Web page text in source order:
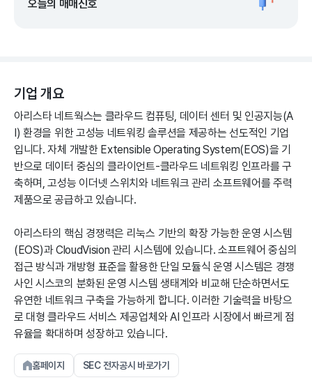
오늘의 매매신호
기업 개요
아리스타 네트웍스는 클라우드 컴퓨팅, 데이터 센터 및 인공지능(A
I) 환경을 위한 고성능 네트워킹 솔루션을 제공하는 선도적인 기업
입니다. 자체 개발한 Extensible Operating System(EOS)을 기
반으로 데이터 중심의 클라이언트-클라우드 네트워킹 인프라를 구
축하며, 고성능 이더넷 스위치와 네트워크 관리 소프트웨어를 주력
제품으로 공급하고 있습니다.
아리스타의 핵심 경쟁력은 리눅스 기반의 확장 가능한 운영 시스템
(EOS)과 CloudVision 관리 시스템에 있습니다. 소프트웨어 중심의
접근 방식과 개방형 표준을 활용한 단일 모듈식 운영 시스템은 경쟁
사인 시스코의 분화된 운영 시스템 생태계와 비교해 단순하면서도
유연한 네트워크 구축을 가능하게 합니다. 이러한 기술력을 바탕으
로 대형 클라우드 서비스 제공업체와 AI 인프라 시장에서 빠르게 점
유율을 확대하며 성장하고 있습니다.
홈페이지 SEC 전자공시 바로가기